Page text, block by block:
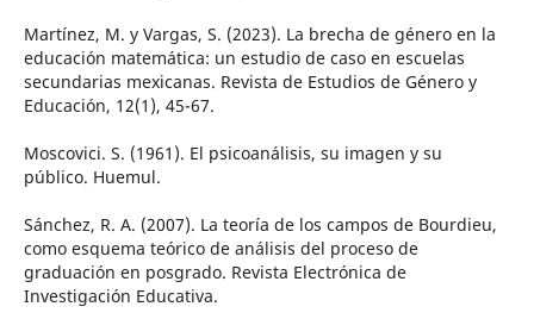
Martínez, M. y Vargas, S. (2023). La brecha de género en la
educación matemática: un estudio de caso en escuelas
secundarias mexicanas. Revista de Estudios de Género y
Educación, 12(1), 45-67.
Moscovici. S. (1961). El psicoanálisis, su imagen y su
público. Huemul.
Sánchez, R. A. (2007). La teoría de los campos de Bourdieu,
como esquema teórico de análisis del proceso de
graduación en posgrado. Revista Electrónica de
Investigación Educativa.